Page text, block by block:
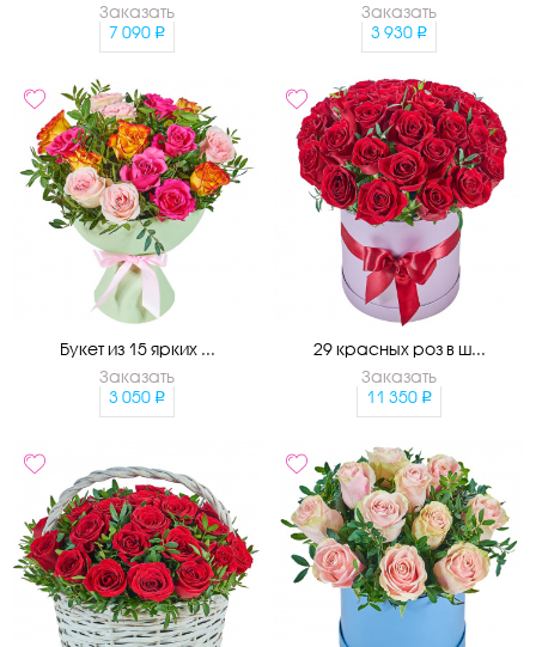
Заказать
7 090
Заказать
3 930
Букет из 15 ярких ...
Заказать
3 050
29 красных роз в ш...
Заказать
11 350